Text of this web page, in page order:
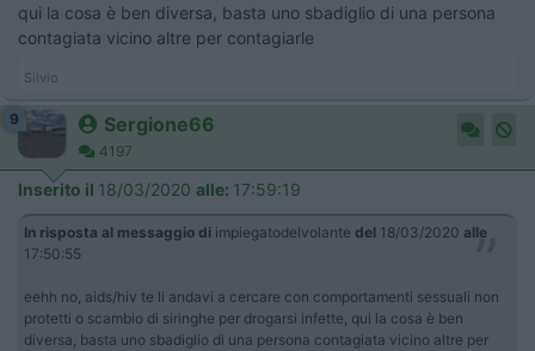
qui la cosa è ben diversa, basta uno sbadiglio di una persona
contagiata vicino altre per contagiarle
Silvio
9 Sergione66
4197
Inserito il 18/03/2020 alle: 17:59:19
In risposta al messaggio di impiegatodelvolante del 18/03/2020 alle
17:50:55
eehh no, aids/hiv te li andavi a cercare con comportamenti sessuali non
protetti o scambio di siringhe per drogarsi infette, qui la cosa è ben
diversa, basta uno sbadiglio di una persona contagiata vicino altre per